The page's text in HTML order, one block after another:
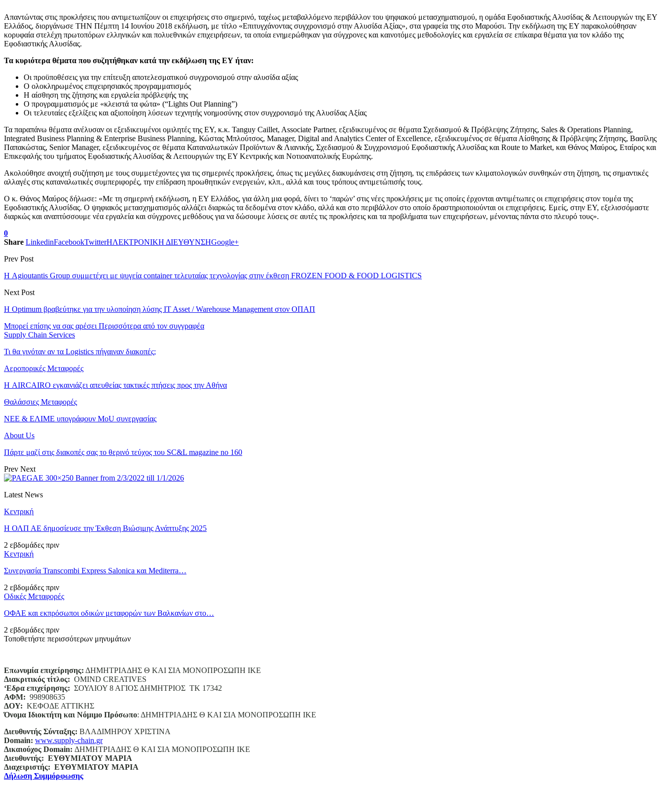
Απαντώντας στις προκλήσεις που αντιμετωπίζουν οι επιχειρήσεις στο σημερινό, ταχέως μεταβαλλόμενο περιβάλλον του ψηφιακού μετασχηματισμού, η ομάδα Εφοδιαστικής Αλυσίδας & Λειτουργιών της ΕΥ
Ελλάδος, διοργάνωσε ΤΗΝ Πέμπτη 14 Ιουνίου 2018 εκδήλωση, με τίτλο «Επιτυγχάνοντας συγχρονισμό στην Αλυσίδα Αξίας», στα γραφεία της στο Μαρούσι. Την εκδήλωση της ΕΥ παρακολούθησαν
κορυφαία στελέχη πρωτοπόρων ελληνικών και πολυεθνικών επιχειρήσεων, τα οποία ενημερώθηκαν για σύγχρονες και καινοτόμες μεθοδολογίες και εργαλεία σε επίκαιρα θέματα για τον κλάδο της
Εφοδιαστικής Αλυσίδας.
Τα κυριότερα θέματα που συζητήθηκαν κατά την εκδήλωση της ΕΥ ήταν:
Οι προϋποθέσεις για την επίτευξη αποτελεσματικού συγχρονισμού στην αλυσίδα αξίας
Ο ολοκληρωμένος επιχειρησιακός προγραμματισμός
Η αίσθηση της ζήτησης και εργαλεία πρόβλεψής της
Ο προγραμματισμός με «κλειστά τα φώτα» (“Lights Out Planning”)
Οι τελευταίες εξελίξεις και αξιοποίηση λύσεων τεχνητής νοημοσύνης στον συγχρονισμό της Αλυσίδας Αξίας
Τα παραπάνω θέματα ανέλυσαν οι εξειδικευμένοι ομιλητές της ΕΥ, κ.κ. Tanguy Caillet, Associate Partner, εξειδικευμένος σε θέματα Σχεδιασμού & Πρόβλεψης Ζήτησης, Sales & Operations Planning,
Integrated Business Planning & Enterprise Business Planning, Κώστας Μπλούτσος, Manager, Digital and Analytics Center of Excellence, εξειδικευμένος σε θέματα Αίσθησης & Πρόβλεψης Ζήτησης, Βασίλης
Παπακώστας, Senior Manager, εξειδικευμένος σε θέματα Καταναλωτικών Προϊόντων & Λιανικής, Σχεδιασμού & Συγχρονισμού Εφοδιαστικής Αλυσίδας και Route to Market, και Θάνος Μαύρος, Εταίρος και
Επικεφαλής του τμήματος Εφοδιαστικής Αλυσίδας & Λειτουργιών της ΕΥ Κεντρικής και Νοτιοανατολικής Ευρώπης.
Ακολούθησε ανοιχτή συζήτηση με τους συμμετέχοντες για τις σημερινές προκλήσεις, όπως τις μεγάλες διακυμάνσεις στη ζήτηση, τις επιδράσεις των κλιματολογικών συνθηκών στη ζήτηση, τις σημαντικές
αλλαγές στις καταναλωτικές συμπεριφορές, την επίδραση προωθητικών ενεργειών, κλπ., αλλά και τους τρόπους αντιμετώπισής τους.
Ο κ. Θάνος Μαύρος δήλωσε: «Με τη σημερινή εκδήλωση, η ΕΥ Ελλάδος, για άλλη μια φορά, δίνει το ‘παρών’ στις νέες προκλήσεις με τις οποίες έρχονται αντιμέτωπες οι επιχειρήσεις στον τομέα της
Εφοδιαστικής Αλυσίδας. Ο ψηφιακός μετασχηματισμός αλλάζει διαρκώς τα δεδομένα στον κλάδο, αλλά και στο περιβάλλον στο οποίο δραστηριοποιούνται οι επιχειρήσεις. Εμείς, στην ΕΥ, εξελισσόμαστε
διαρκώς και αναπτύσσουμε νέα εργαλεία και σύγχρονες μεθόδους για να δώσουμε λύσεις σε αυτές τις προκλήσεις και τα προβλήματα των επιχειρήσεων, μένοντας πάντα στο πλευρό τους».
0
Share LinkedinFacebookTwitterΗΛΕΚΤΡΟΝΙΚΗ ΔΙΕΥΘΥΝΣΗGoogle+
Prev Post
Η Agioutantis Group συμμετέχει με ψυγεία container τελευταίας τεχνολογίας στην έκθεση FROZEN FOOD & FOOD LOGISTICS
Next Post
Η Optimum βραβεύτηκε για την υλοποίηση λύσης IT Asset / Warehouse Management στον ΟΠΑΠ
Μπορεί επίσης να σας αρέσει Περισσότερα από τον συγγραφέα
Supply Chain Services
Τι θα γινόταν αν τα Logistics πήγαιναν διακοπές;
Αεροπορικές Μεταφορές
Η AIRCAIRO εγκαινιάζει απευθείας τακτικές πτήσεις προς την Αθήνα
Θαλάσσιες Μεταφορές
ΝΕΕ & ΕΛΙΜΕ υπογράφουν MoU συνεργασίας
About Us
Πάρτε μαζί στις διακοπές σας το θερινό τεύχος του SC&L magazine no 160
Prev Next
Latest News
Κεντρική
Η ΟΛΠ ΑΕ δημοσίευσε την Έκθεση Βιώσιμης Ανάπτυξης 2025
2 εβδομάδες πριν
Κεντρική
Συνεργασία Transcombi Express Salonica και Mediterra…
2 εβδομάδες πριν
Οδικές Μεταφορές
ΟΦΑΕ και εκπρόσωποι οδικών μεταφορών των Βαλκανίων στο…
2 εβδομάδες πριν
Τοποθετήστε περισσότερων μηνυμάτων
Επωνυμία επιχείρησης: ΔΗΜΗΤΡΙΑΔΗΣ Θ ΚΑΙ ΣΙΑ ΜΟΝΟΠΡΟΣΩΠΗ ΙΚΕ
Διακριτικός τίτλος: ΟΜΙΝD CREATIVES
‘Eδρα επιχείρησης: ΣΟΥΛΙΟΥ 8 ΑΓΙΟΣ ΔΗΜΗΤΡΙΟΣ ΤΚ 17342
ΑΦΜ: 998908635
ΔΟΥ: ΚΕΦΟΔΕ ΑΤΤΙΚΗΣ
Όνομα Ιδιοκτήτη και Νόμιμο Πρόσωπο: ΔΗΜΗΤΡΙΑΔΗΣ Θ ΚΑΙ ΣΙΑ ΜΟΝΟΠΡΟΣΩΠΗ ΙΚΕ
Διευθυντής Σύνταξης: ΒΛΑΔΙΜΗΡΟΥ ΧΡΙΣΤΙΝΑ
Domain: www.supply-chain.gr
Δικαιούχος Domain: ΔΗΜΗΤΡΙΑΔΗΣ Θ ΚΑΙ ΣΙΑ ΜΟΝΟΠΡΟΣΩΠΗ ΙΚΕ
Διευθυντής: ΕΥΘΥΜΙΑΤΟΥ ΜΑΡΙΑ
Διαχειριστής: ΕΥΘΥΜΙΑΤΟΥ ΜΑΡΙΑ
Δήλωση Συμμόρφωσης